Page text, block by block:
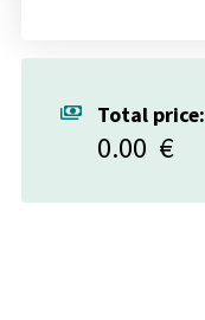
payments Total price:
0.00 €